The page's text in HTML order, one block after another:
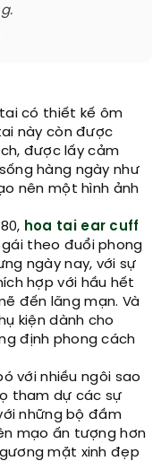
có thiết kế ôm
này còn được
được lấy cảm
hàng ngày như
nên một hình ảnh
hoa tai ear cuff
theo đuổi phong
ngày nay, với sự
hợp với hầu hết
đến lãng mạn. Và
kiện dành cho
định phong cách
với nhiều ngôi sao
tham dự các sự
những bộ đầm
mạo ấn tượng hơn
mặt xinh đẹp